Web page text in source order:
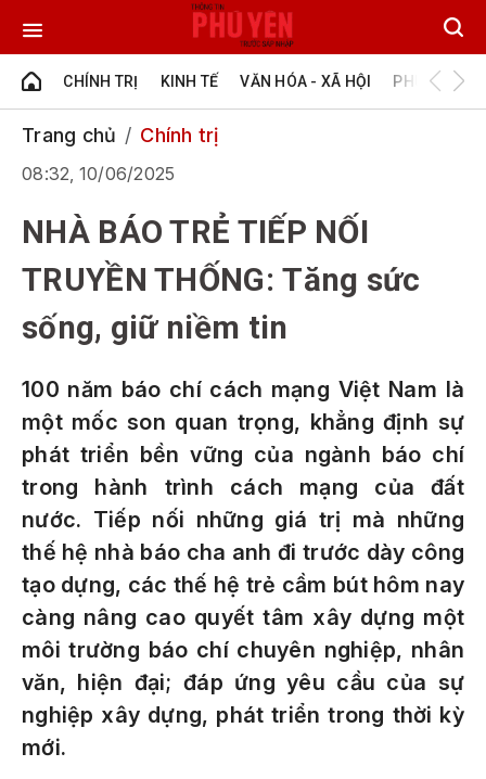
CHÍNH TRỊ KINH TẾ VĂN HÓA - XÃ HỘI PHÚ YÊN -
Trang chủ Chính trị
08:32, 10/06/2025
NHÀ BÁO TRẺ TIẾP NỐI
TRUYỀN THỐNG: Tăng sức
sống, giữ niềm tin
100 năm báo chí cách mạng Việt Nam là
một mốc son quan trọng, khẳng định sự
phát triển bền vững của ngành báo chí
trong hành trình cách mạng của đất
nước. Tiếp nối những giá trị mà những
thế hệ nhà báo cha anh đi trước dày công
tạo dựng, các thế hệ trẻ cầm bút hôm nay
càng nâng cao quyết tâm xây dựng một
môi trường báo chí chuyên nghiệp, nhân
văn, hiện đại; đáp ứng yêu cầu của sự
nghiệp xây dựng, phát triển trong thời kỳ
mới.